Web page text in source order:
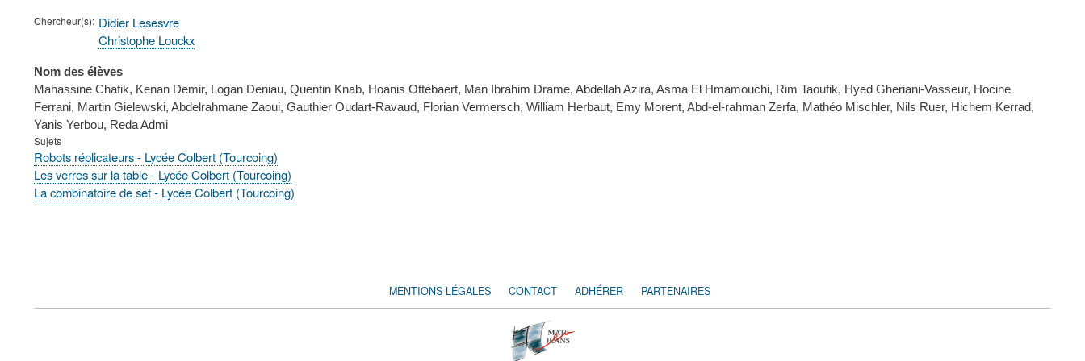
Chercheur(s) Didier Lesesvre
Christophe Louckx
Nom des élèves
Mahassine Chafik, Kenan Demir, Logan Deniau, Quentin Knab, Hoanis Ottebaert, Man Ibrahim Drame, Abdellah Azira, Asma El Hmamouchi, Rim Taoufik, Hyed Gheriani-Vasseur, Hocine
Ferrani, Martin Gielewski, Abdelrahmane Zaoui, Gauthier Oudart-Ravaud, Florian Vermersch, William Herbaut, Emy Morent, Abd-el-rahman Zerfa, Mathéo Mischler, Nils Ruer, Hichem Kerrad,
Yanis Yerbou, Reda Admi
Sujets
Robots réplicateurs - Lycée Colbert (Tourcoing)
Les verres sur la table - Lycée Colbert (Tourcoing)
La combinatoire de set - Lycée Colbert (Tourcoing)
FOOTER
MENTIONS LÉGALES CONTACT ADHÉRER PARTENAIRES